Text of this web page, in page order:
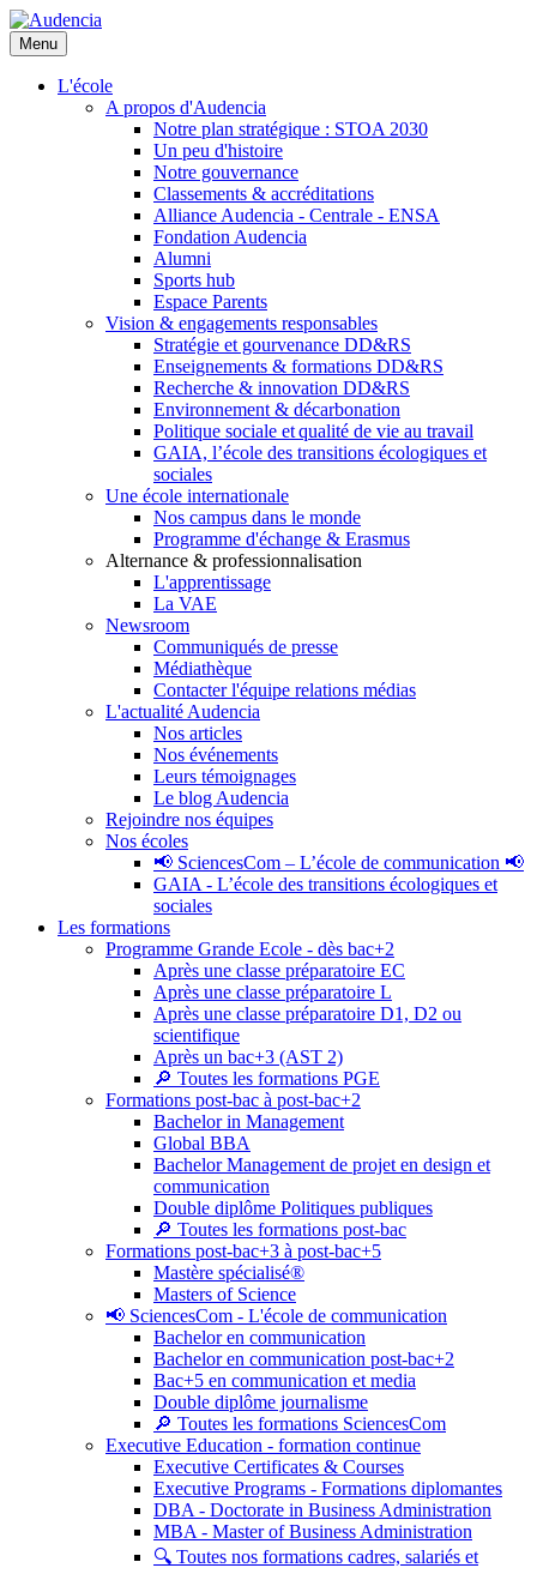
Aller
au
contenu
principal
Menu
L'école
A propos d'Audencia
Notre plan stratégique : STOA 2030
Un peu d'histoire
Notre gouvernance
Classements & accréditations
Alliance Audencia - Centrale - ENSA
Fondation Audencia
Alumni
Sports hub
Espace Parents
Vision & engagements responsables
Stratégie et gourvenance DD&RS
Enseignements & formations DD&RS
Recherche & innovation DD&RS
Environnement & décarbonation
Politique sociale et qualité de vie au travail
GAIA, l’école des transitions écologiques et
sociales
Une école internationale
Nos campus dans le monde
Programme d'échange & Erasmus
Alternance & professionnalisation
L'apprentissage
La VAE
Newsroom
Communiqués de presse
Médiathèque
Contacter l'équipe relations médias
L'actualité Audencia
Nos articles
Nos événements
Leurs témoignages
Le blog Audencia
Rejoindre nos équipes
Nos écoles
📢 SciencesCom – L’école de communication 📢
GAIA - L’école des transitions écologiques et
sociales
Les formations
Programme Grande Ecole - dès bac+2
Après une classe préparatoire EC
Après une classe préparatoire L
Après une classe préparatoire D1, D2 ou
scientifique
Après un bac+3 (AST 2)
🔎 Toutes les formations PGE
Formations post-bac à post-bac+2
Bachelor in Management
Global BBA
Bachelor Management de projet en design et
communication
Double diplôme Politiques publiques
🔎 Toutes les formations post-bac
Formations post-bac+3 à post-bac+5
Mastère spécialisé®
Masters of Science
📢 SciencesCom - L'école de communication
Bachelor en communication
Bachelor en communication post-bac+2
Bac+5 en communication et media
Double diplôme journalisme
🔎 Toutes les formations SciencesCom
Executive Education - formation continue
Executive Certificates & Courses
Executive Programs - Formations diplomantes
DBA - Doctorate in Business Administration
MBA - Master of Business Administration
🔍 Toutes nos formations cadres, salariés et